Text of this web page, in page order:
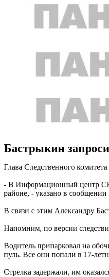
Бастрыкин
Глава Следственного
- В Информационный центр СК
районе, - указано в сообщении
В связи с этим Александру
Напомним, по версии
Водитель припарковал на
пуль. Все они попали в 17-
Стрелка задержали, им